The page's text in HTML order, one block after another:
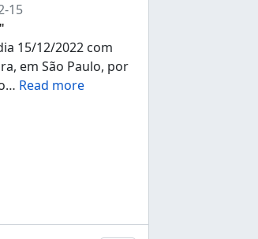
15
15/12/2022 com
em São Paulo, por
… Read more